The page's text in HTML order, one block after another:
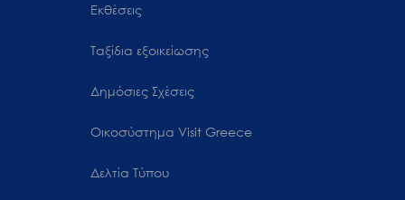
Εκθέσεις
Ταξίδια εξοικείωσης
Δημόσιες Σχέσεις
Oικοσύστημα Visit Greece
Δελτία Τύπου